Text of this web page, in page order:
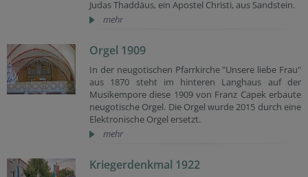
Judas Thaddäus, ein Apostel Christi, aus Sandstein.
mehr
Orgel 1909
In der neugotischen Pfarrkirche "Unsere liebe Frau"
aus 1870 steht im hinteren Langhaus auf der
Musikempore diese 1909 von Franz Capek erbaute
neugotische Orgel. Die Orgel wurde 2015 durch eine
Elektronische Orgel ersetzt.
mehr
Kriegerdenkmal 1922